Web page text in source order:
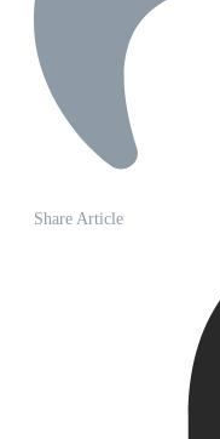
Share Article